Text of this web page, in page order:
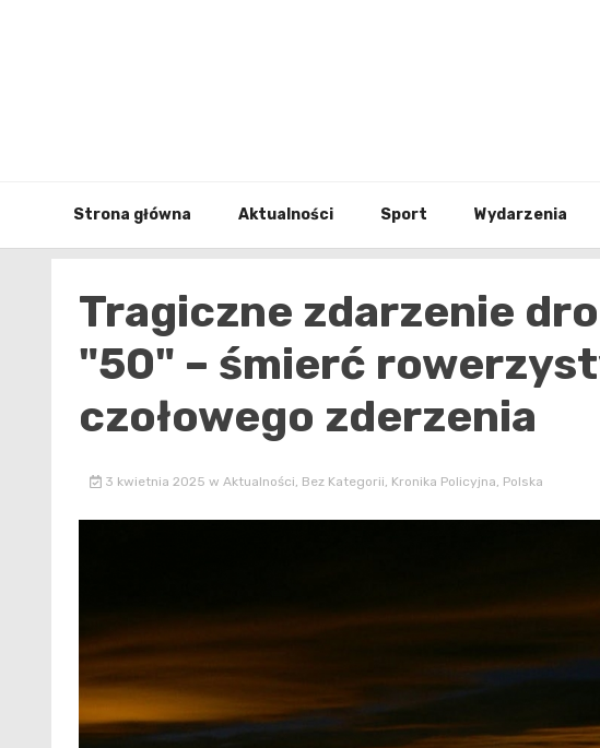
Strona główna Aktualności Sport Wydarzenia
Tragiczne zdarzenie
"50" – śmierć
czołowego zderzenia
3 kwietnia 2025 w Aktualności, Bez Kategorii, Kronika Policyjna, Polska